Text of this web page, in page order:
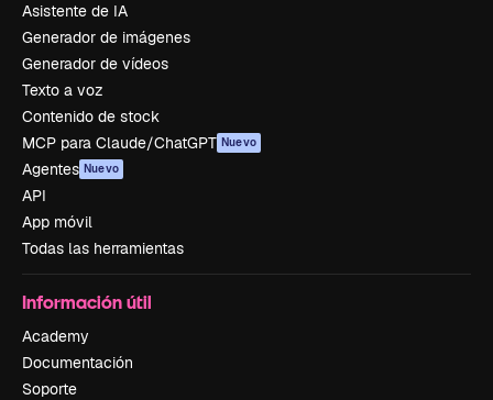
Asistente de IA
Generador de imágenes
Generador de vídeos
Texto a voz
Contenido de stock
MCP para Claude/ChatGPT Nuevo
Agentes Nuevo
API
App móvil
Todas las herramientas
Información útil
Academy
Documentación
Soporte